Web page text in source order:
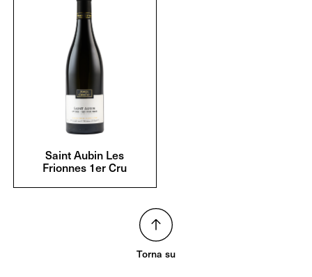
Saint Aubin Les
Frionnes 1er Cru
Torna su